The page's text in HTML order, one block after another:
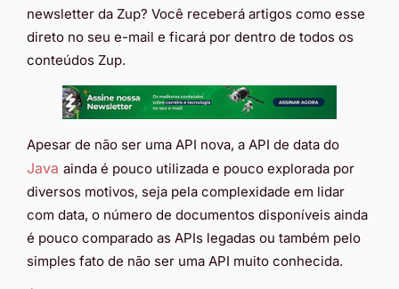
newsletter da Zup? Você receberá artigos como esse
direto no seu e-mail e ficará por dentro de todos os
conteúdos Zup.
Apesar de não ser uma API nova, a API de data do
Java ainda é pouco utilizada e pouco explorada por
diversos motivos, seja pela complexidade em lidar
com data, o número de documentos disponíveis ainda
é pouco comparado as APIs legadas ou também pelo
simples fato de não ser uma API muito conhecida.